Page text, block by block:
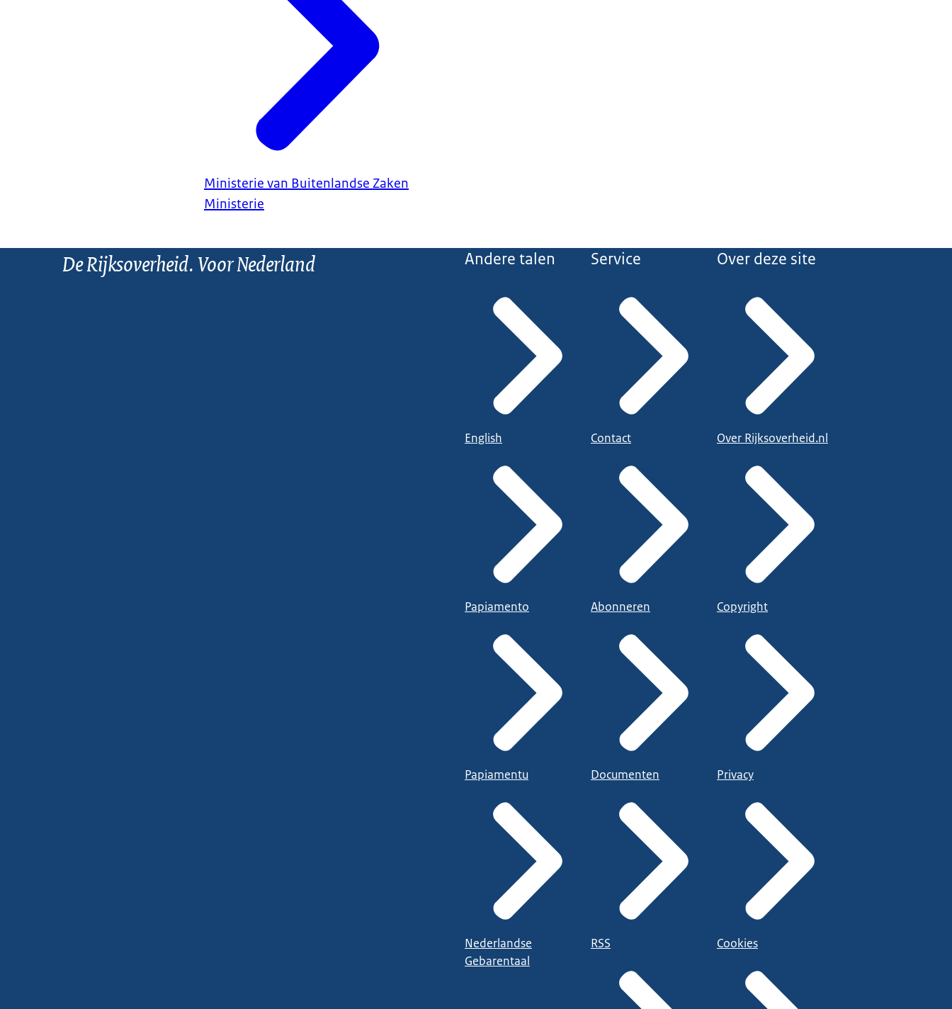
Ministerie van Buitenlandse Zaken
Ministerie
De Rijksoverheid. Voor Nederland Andere talen
English
Papiamento
Papiamentu
Nederlandse
Gebarentaal
Service
Contact
Abonneren
Documenten
RSS
Over deze site
Over Rijksoverheid.nl
Copyright
Privacy
Cookies